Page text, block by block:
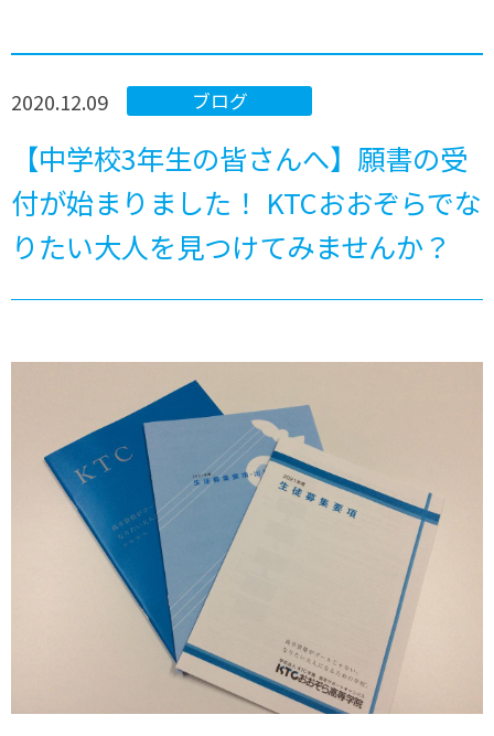
ブログ
2020.12.09
【中学校3年生の皆さんへ】願書の受
付が始まりました！ KTCおおぞらでな
りたい大人を見つけてみませんか？